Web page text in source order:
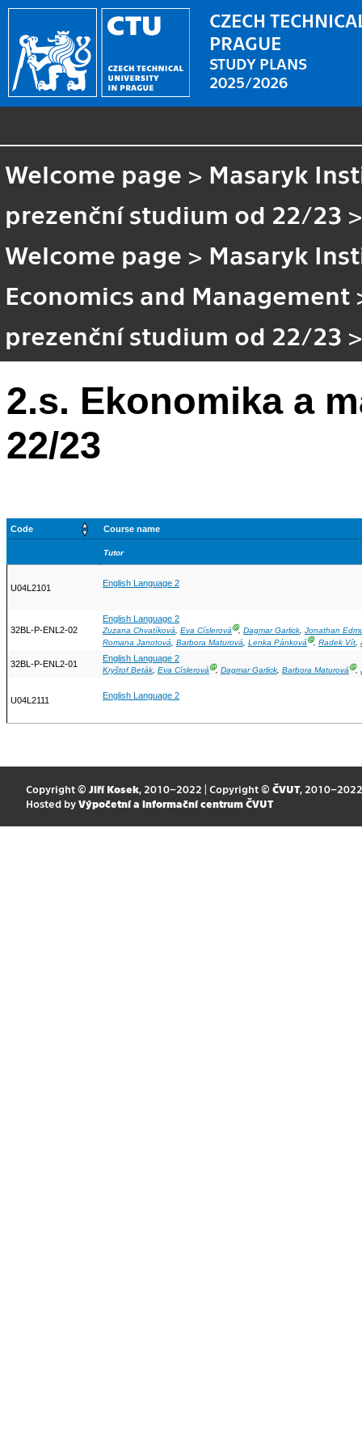
CZECH
PRAGUE
STUDY PLANS
2025/2026
Welcome page > Masaryk
prezenční studium od 22/23
Welcome page > Masaryk
Economics and Management
prezenční studium od 22/23
2.s. Ekonomika a
22/23
Code Course name
Tutor
U04L2101 English Language 2
32BL-P-ENL2-02
English Language 2
Zuzana Chvatíková, Eva CíslerováⒼ, Dagmar Garlick, Jonathan
Romana Janotová
Barbora Maturová Lenka PánkováⒼ, Radek Vít
32BL-P-ENL2-01
English Language 2
Kryštof Beták, Eva CíslerováⒼ, Dagmar Garlick, Barbora MaturováⒼ,
U04L2111 English Language 2
Copyright © Jiří Kosek, 2010–2022 | Copyright © ČVUT, 2010–2022
Hosted by Výpočetní a informační centrum ČVUT